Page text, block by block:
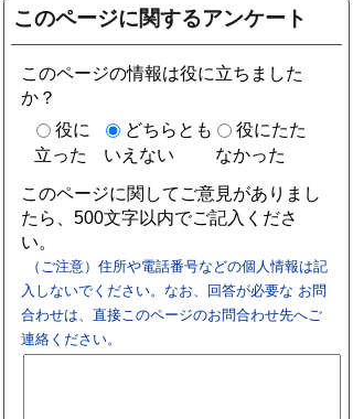
このページに関するアンケート
このページの情報は役に立ちました
か？
役に
立った
どちらとも
いえない
役にたた
なかった
このページに関してご意見がありまし
たら、500文字以内でご記入くださ
い。
（ご注意）住所や電話番号などの個人情報は記
入しないでください。なお、回答が必要な お問
合わせは、直接このページのお問合わせ先へご
連絡ください。